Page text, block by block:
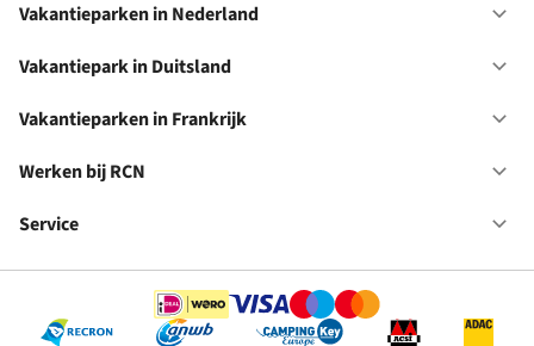
Vakantieparken in Nederland
Vakantiepark in Duitsland
Vakantieparken in Frankrijk
Werken bij RCN
Service